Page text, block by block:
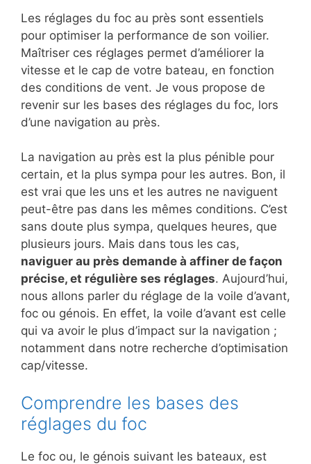
Les réglages du foc au près sont essentiels
pour optimiser la performance de son voilier.
Maîtriser ces réglages permet d’améliorer la
vitesse et le cap de votre bateau, en fonction
des conditions de vent. Je vous propose de
revenir sur les bases des réglages du foc, lors
d’une navigation au près.
La navigation au près est la plus pénible pour
certain, et la plus sympa pour les autres. Bon, il
est vrai que les uns et les autres ne naviguent
peut-être pas dans les mêmes conditions. C’est
sans doute plus sympa, quelques heures, que
plusieurs jours. Mais dans tous les cas,
naviguer au près demande à affiner de façon
précise, et régulière ses réglages. Aujourd’hui,
nous allons parler du réglage de la voile d’avant,
foc ou génois. En effet, la voile d’avant est celle
qui va avoir le plus d’impact sur la navigation ;
notamment dans notre recherche d’optimisation
cap/vitesse.
Comprendre les bases des
réglages du foc
Le foc ou, le génois suivant les bateaux, est